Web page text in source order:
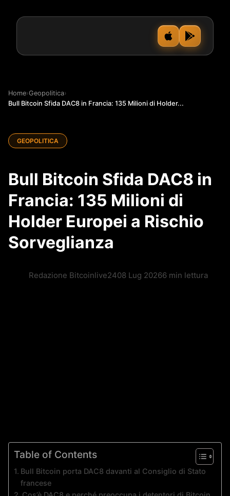
Home›Geopolitica›
Bull Bitcoin Sfida DAC8 in Francia: 135 Milioni di Holder...
GEOPOLITICA
Bull Bitcoin Sfida DAC8 in
Francia: 135 Milioni di
Holder Europei a Rischio
Sorveglianza
Redazione Bitcoinlive2408 Lug 20266 min lettura
Table of Contents
Bull Bitcoin porta DAC8 davanti al Consiglio di Stato
francese